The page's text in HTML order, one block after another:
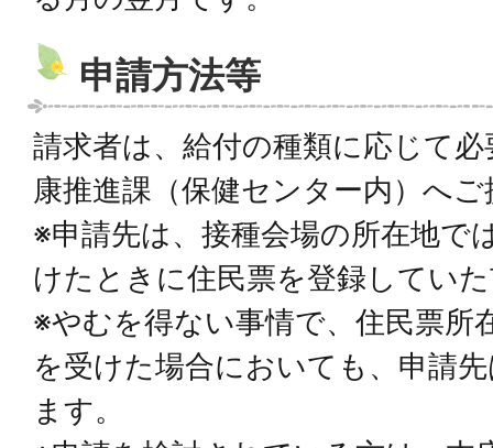
申請方法等
請求者は、給付の種類に応じて
康推進課（保健センター内）へ
※申請先は、接種会場の所在地で
けたときに住民票を登録してい
※やむを得ない事情で、住民票所
を受けた場合においても、申請
ます。